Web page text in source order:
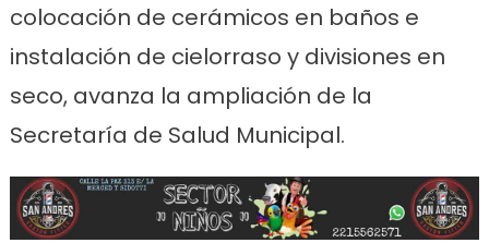
colocación de cerámicos en baños e
instalación de cielorraso y divisiones en
seco, avanza la ampliación de la
Secretaría de Salud Municipal.